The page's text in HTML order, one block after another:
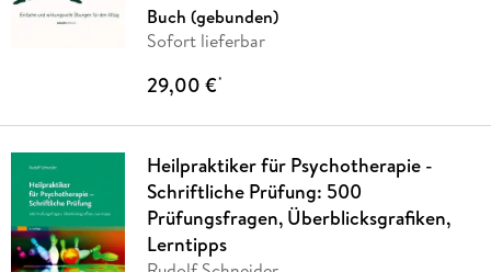
Buch (gebunden)
Sofort lieferbar
29,00 €*
Heilpraktiker für Psychotherapie -
Schriftliche Prüfung: 500
Prüfungsfragen, Überblicksgrafiken,
Lerntipps